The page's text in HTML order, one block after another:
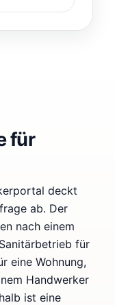
für
deckt
ab. Der
nach einem
für
eine Wohnung,
Handwerker
ist eine